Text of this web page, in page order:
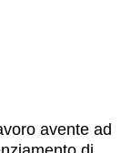
avente ad